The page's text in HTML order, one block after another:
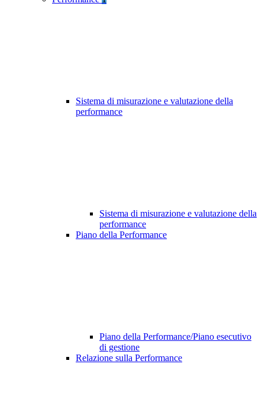
Sistema di misurazione e valutazione della
performance
Sistema di misurazione e valutazione della
performance
Piano della Performance
Piano della Performance/Piano esecutivo
di gestione
Relazione sulla Performance